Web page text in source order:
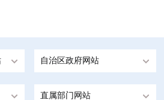
自治区政府网站
直属部门网站